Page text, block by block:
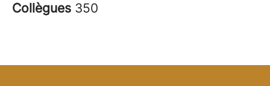
Collègues 350